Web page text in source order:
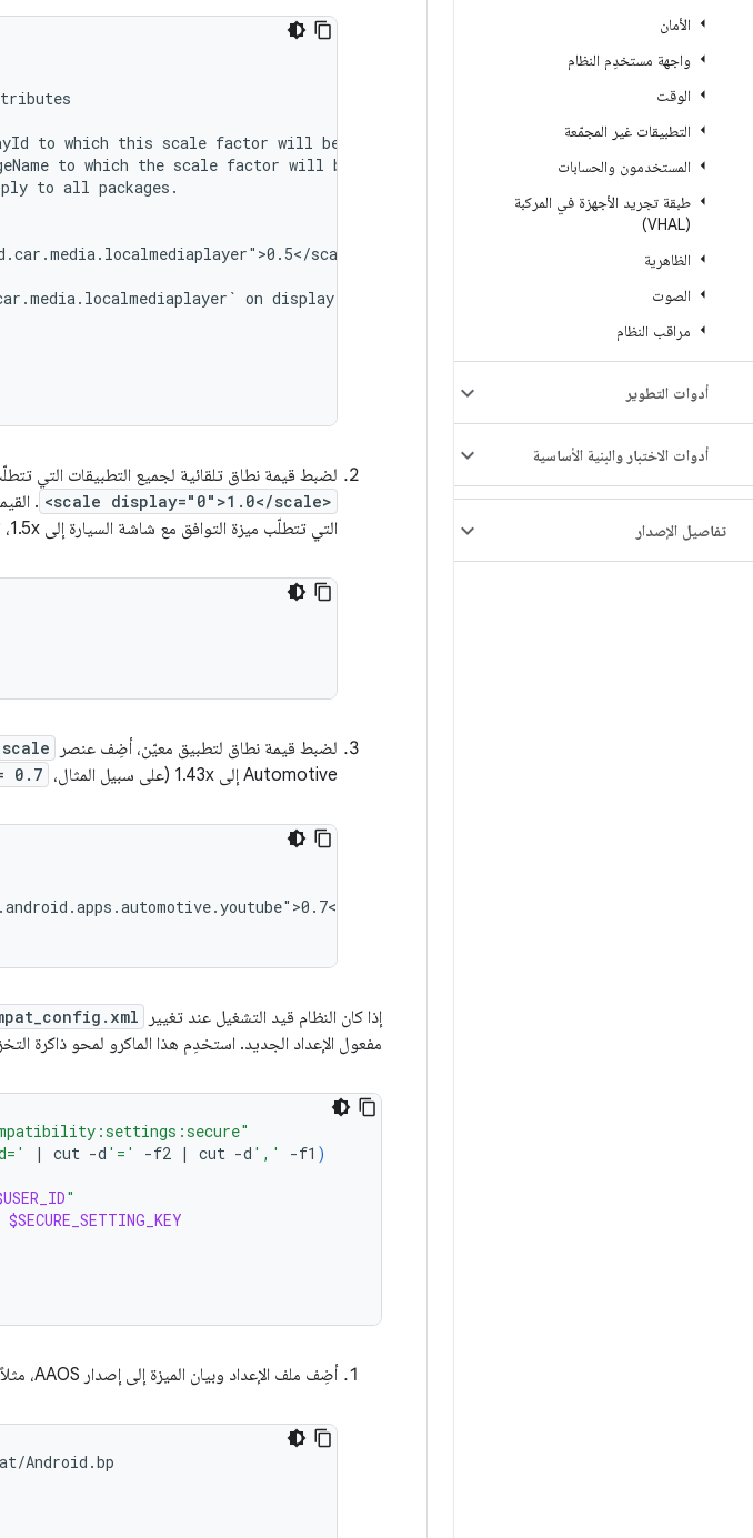
الأمان
واجهة مستخدِم النظام
الوقت
التطبيقات غير المجمّعة
المستخدمون والحسابات
طبقة تجريد الأجهزة في المركبة
(VHAL)
الظاهرية
الصوت
مراقب النظام
أدوات التطوير
أدوات الاختبار والبنية الأساسية
تفاصيل الإصدار
to which this scale factor will be
to which the scale factor will be
to all packages.
scale>
on display
لضبط قيمة نطاق تلقائية لجميع التطبيقات التي تتطلّب
<scale display="0">1.0</scale>
.
التي تتطلّب ميزة التوافق مع شاشة السيارة إلى 1.5x، اضبط قيمة النطاق على
لضبط قيمة نطاق لتطبيق معيّن، أضِف عنصر scale
Automotive إلى 1.43x (على سبيل المثال،
0.7
scale>
إذا كان النظام قيد التشغيل عند تغيير
مفعول الإعداد الجديد. استخدِم هذا الماكرو لمحو ذاكرة
| cut -d '=' -f2 | cut -d ',' -f1 )
"
$SECURE_SETTING_KEY
أضِف ملف الإعداد وبيان الميزة إلى إصدار AAOS، مثلاً، في
Android.bp